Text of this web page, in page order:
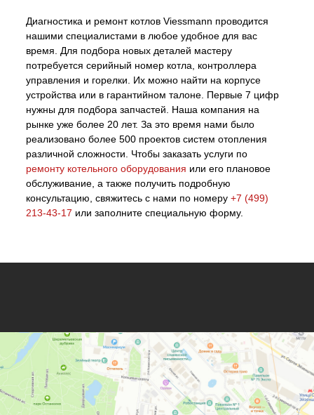
Диагностика и ремонт котлов Viessmann проводится
нашими специалистами в любое удобное для вас
время. Для подбора новых деталей мастеру
потребуется серийный номер котла, контроллера
управления и горелки. Их можно найти на корпусе
устройства или в гарантийном талоне. Первые 7 цифр
нужны для подбора запчастей. Наша компания на
рынке уже более 20 лет. За это время нами было
реализовано более 500 проектов систем отопления
различной сложности. Чтобы заказать услуги по
ремонту котельного оборудования или его плановое
обслуживание, а также получить подробную
консультацию, свяжитесь с нами по номеру +7 (499)
213-43-17 или заполните специальную форму.